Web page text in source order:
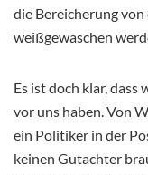
die Bereicherung
weißgewaschen
Es ist doch klar,
vor uns haben. Von
ein Politiker in der
keinen Gutachter